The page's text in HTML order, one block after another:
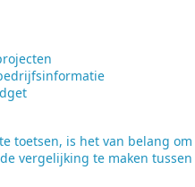
toetsen, is het van belang
vergelijking te maken